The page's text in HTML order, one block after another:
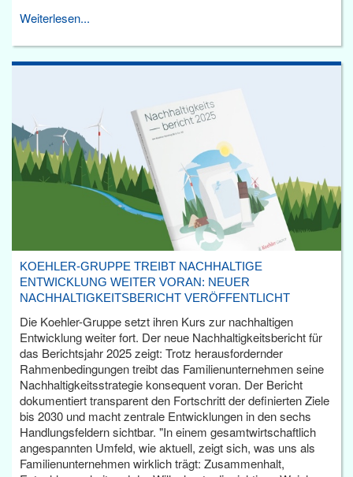
Weiterlesen...
KOEHLER-GRUPPE TREIBT NACHHALTIGE
ENTWICKLUNG WEITER VORAN: NEUER
NACHHALTIGKEITSBERICHT VERÖFFENTLICHT
Die Koehler-Gruppe setzt ihren Kurs zur nachhaltigen
Entwicklung weiter fort. Der neue Nachhaltigkeitsbericht für
das Berichtsjahr 2025 zeigt: Trotz herausfordernder
Rahmenbedingungen treibt das Familienunternehmen seine
Nachhaltigkeitsstrategie konsequent voran. Der Bericht
dokumentiert transparent den Fortschritt der definierten Ziele
bis 2030 und macht zentrale Entwicklungen in den sechs
Handlungsfeldern sichtbar. "In einem gesamtwirtschaftlich
angespannten Umfeld, wie aktuell, zeigt sich, was uns als
Familienunternehmen wirklich trägt: Zusammenhalt,